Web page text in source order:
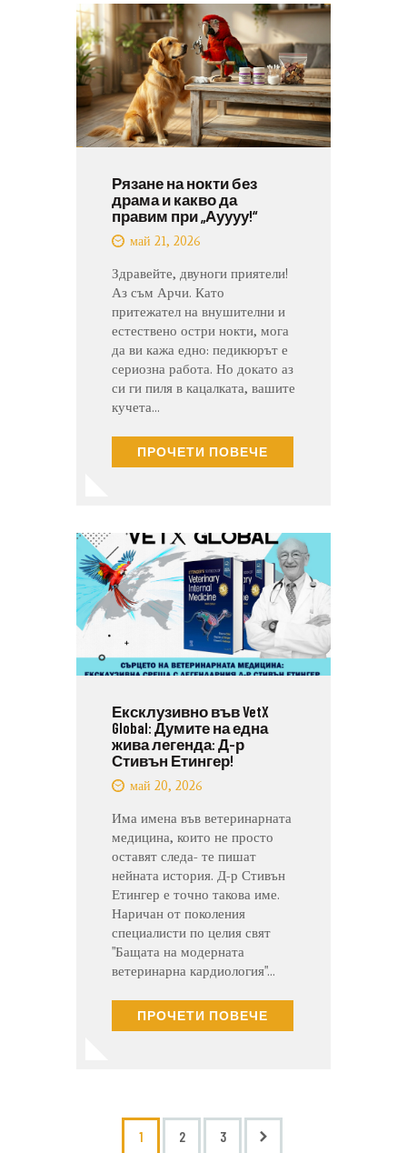
Рязане на нокти без
драма и какво да
правим при „Ауууу!“
май 21, 2026
Здравейте, двуноги приятели!
Аз съм Арчи. Като
притежател на внушителни и
естествено остри нокти, мога
да ви кажа едно: педикюрът е
сериозна работа. Но докато аз
си ги пиля в кацалката, вашите
кучета…
ПРОЧЕТИ ПОВЕЧЕ
Ексклузивно във VetX
Global: Думите на една
жива легенда: Д-р
Стивън Етингер!
май 20, 2026
Има имена във ветеринарната
медицина, които не просто
оставят следа- те пишат
нейната история. Д-р Стивън
Етингер е точно такова име.
Наричан от поколения
специалисти по целия свят
"Бащата на модерната
ветеринарна кардиология"…
ПРОЧЕТИ ПОВЕЧЕ
1 2 3